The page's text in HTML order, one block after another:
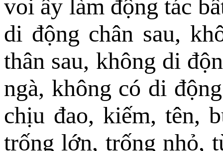
voi ấy làm động tác
di động chân sau,
thân sau, không di
ngà, không có di
chịu đao, kiếm, tên,
trống lớn, trống nhỏ,